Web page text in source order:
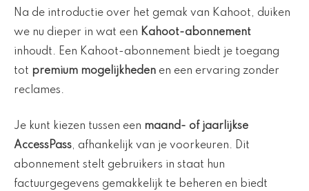
Na de introductie over het gemak van Kahoot, duiken
we nu dieper in wat een Kahoot-abonnement
inhoudt. Een Kahoot-abonnement biedt je toegang
tot premium mogelijkheden en een ervaring zonder
reclames.
Je kunt kiezen tussen een maand- of jaarlijkse
AccessPass, afhankelijk van je voorkeuren. Dit
abonnement stelt gebruikers in staat hun
factuurgegevens gemakkelijk te beheren en biedt